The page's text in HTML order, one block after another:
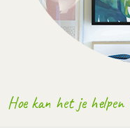
Hoe kan het je helpen